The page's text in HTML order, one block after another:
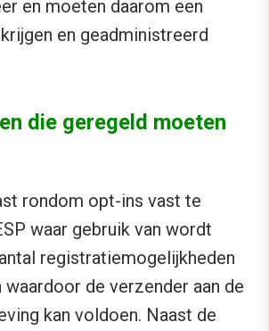
en moeten daarom een
en geadministreerd
die geregeld moeten
rondom opt-ins vast te
waar gebruik van wordt
registratiemogelijkheden
de verzender aan de
kan voldoen. Naast de